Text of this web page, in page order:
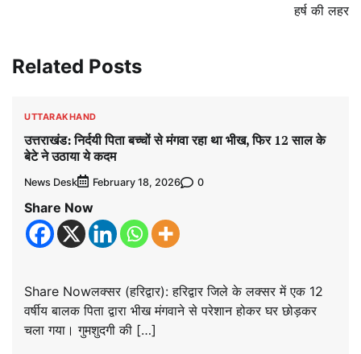
हर्ष की लहर
Related Posts
UTTARAKHAND
उत्तराखंड: निर्दयी पिता बच्चों से मंगवा रहा था भीख, फिर 12 साल के
बेटे ने उठाया ये कदम
News Desk February 18, 2026 0
Share Now
Share Nowलक्सर (हरिद्वार): हरिद्वार जिले के लक्सर में एक 12
वर्षीय बालक पिता द्वारा भीख मंगवाने से परेशान होकर घर छोड़कर
चला गया। गुमशुदगी की […]